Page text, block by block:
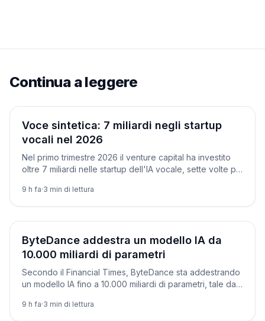
Continua a leggere
Aziende
Voce sintetica: 7 miliardi negli startup
vocali nel 2026
Nel primo trimestre 2026 il venture capital ha investito
oltre 7 miliardi nelle startup dell'IA vocale, sette volte più
9 h fa·3 min di lettura
Aziende
ByteDance addestra un modello IA da
10.000 miliardi di parametri
Secondo il Financial Times, ByteDance sta addestrando
un modello IA fino a 10.000 miliardi di parametri, tale da
9 h fa·3 min di lettura